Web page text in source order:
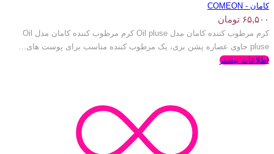
کامان - COMEON
۶۵,۵۰۰ تومان
کرم مرطوب کننده کامان مدل Oil pluse کرم مرطوب کننده کامان مدل Oil
pluse حاوی عصاره پشن بری، یک مرطوب کننده مناسب برای پوست های...
اطلاعات بیشتر